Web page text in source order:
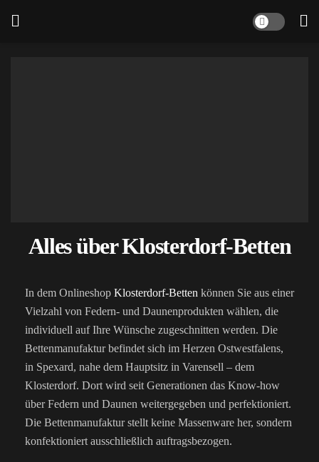
Alles über Klosterdorf-Betten
In dem Onlineshop Klosterdorf-Betten können Sie aus einer
Vielzahl von Federn- und Daunenprodukten wählen, die
individuell auf Ihre Wünsche zugeschnitten werden. Die
Bettenmanufaktur befindet sich im Herzen Ostwestfalens,
in Spexard, nahe dem Hauptsitz in Varensell – dem
Klosterdorf. Dort wird seit Generationen das Know-how
über Federn und Daunen weitergegeben und perfektioniert.
Die Bettenmanufaktur stellt keine Massenware her, sondern
konfektioniert ausschließlich auftragsbezogen.